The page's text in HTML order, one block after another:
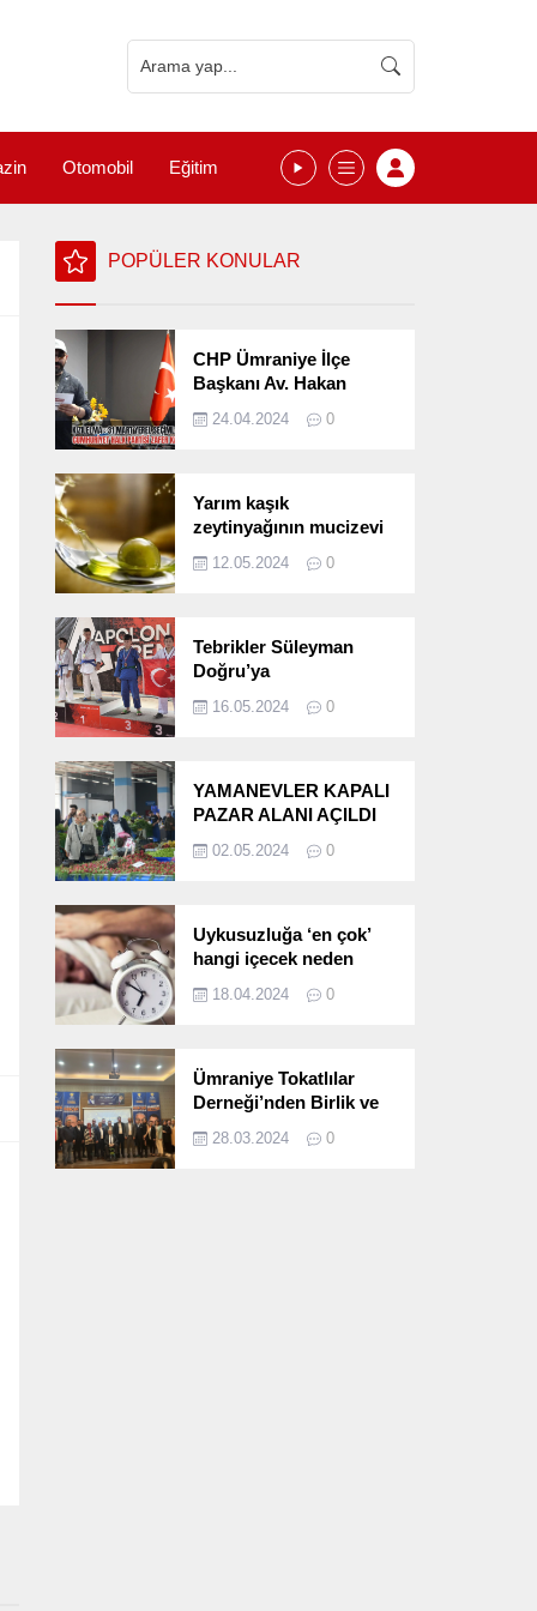
Otomobil Eğitim
POPÜLER KONULAR
CHP Ümraniye İlçe
Başkanı Av. Hakan
Seçimlerini
24.04.2024 0
Yarım kaşık
zeytinyağının mucizevi
12.05.2024 0
Tebrikler Süleyman
Doğru’ya
16.05.2024 0
YAMANEVLER KAPALI
PAZAR ALANI AÇILDI
02.05.2024 0
Uykusuzluğa ‘en çok’
hangi içecek neden
18.04.2024 0
Ümraniye Tokatlılar
Derneği’nden Birlik ve
Programı
28.03.2024 0